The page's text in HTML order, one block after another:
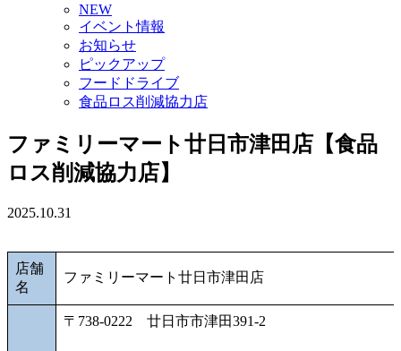
NEW
イベント情報
お知らせ
ピックアップ
フードドライブ
食品ロス削減協力店
ファミリーマート廿日市津田店【食品
ロス削減協力店】
2025.10.31
店舗
名
ファミリーマート廿日市津田店
〒738-0222 廿日市市津田391-2